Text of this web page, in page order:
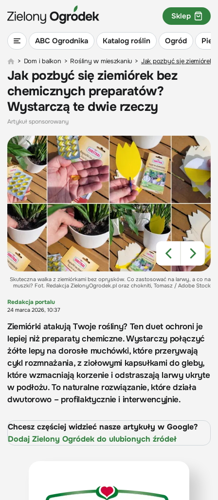
ABC Ogrodnika Katalog roślin Ogród
Sklep
> Dom i balkon > Rośliny w mieszkaniu > Jak pozbyć się ziemiórek
Jak pozbyć się ziemiórek bez
chemicznych preparatów?
Wystarczą te dwie rzeczy
Artykuł sponsorowany
Skuteczna walka z ziemiórkami bez oprysków. Co zastosować na larwy, a co na
muszki? Fot. Redakcja ZielonyOgrodek.pl oraz chokniti, Tomasz / Adobe Stock
Redakcja portalu
24 marca 2026, 10:37
Ziemiórki atakują Twoje rośliny? Ten duet ochroni je
lepiej niż preparaty chemiczne. Wystarczy połączyć
żółte lepy na dorosłe muchówki, które przerywają
cykl rozmnażania, z ziołowymi kapsułkami do gleby,
które wzmacniają korzenie i odstraszają larwy ukryte
w podłożu. To naturalne rozwiązanie, które działa
dwutorowo – profilaktycznie i interwencyjnie.
Chcesz częściej widzieć nasze artykuły w Google?
Dodaj Zielony Ogródek do ulubionych źródeł